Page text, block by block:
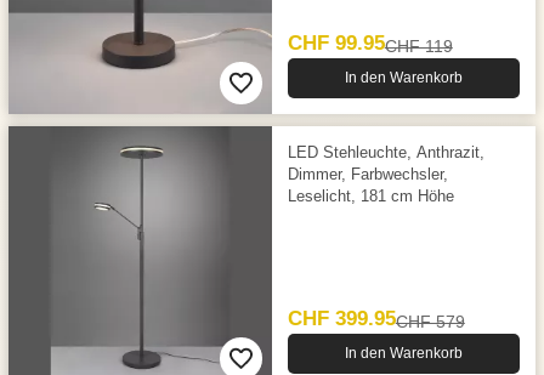
CHF 99.95CHF 119
In den Warenkorb
LED Stehleuchte, Anthrazit,
Dimmer, Farbwechsler,
Leselicht, 181 cm Höhe
CHF 399.95CHF 579
In den Warenkorb